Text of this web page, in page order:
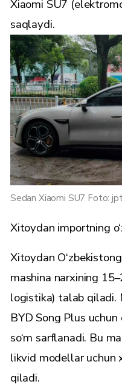
Xiaomi SU7
saqlaydi.
Sedan Xiaomi SU7 Foto:
Xitoydan importning
Xitoydan
mashina narxining
logistika) talab qiladi.
BYD Song Plus
so‘m sarflanadi. Bu
likvid modellar uchun
qiladi.